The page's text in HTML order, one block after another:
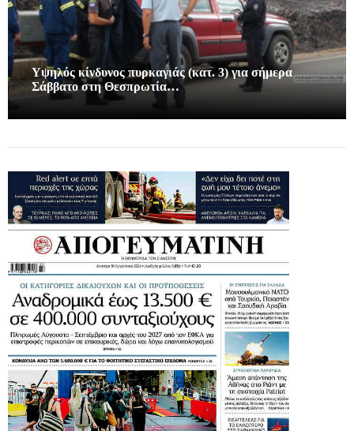
Υψηλός κίνδυνος πυρκαγιάς (κατ. 3) για σήμερα
Σάββατο στη Θεσπρωτία…